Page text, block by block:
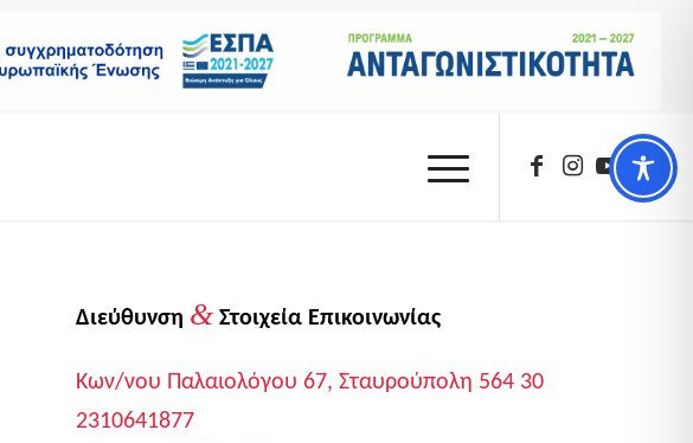
Διεύθυνση &Στοιχεία Επικοινωνίας
Κων/νου Παλαιολόγου 67, Σταυρούπολη 564 30
2310641877